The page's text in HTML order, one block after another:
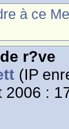
à ce
r?ve
(IP
2006 :